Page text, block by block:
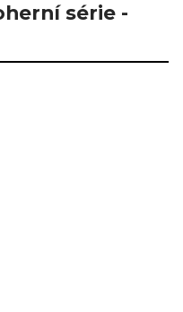
série -